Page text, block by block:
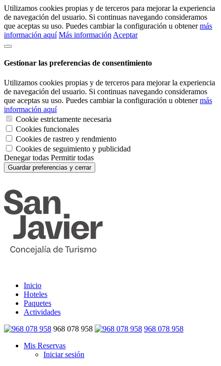
Utilizamos cookies propias y de terceros para mejorar la experiencia
de navegación del usuario. Si continuas navegando consideramos
que aceptas su uso. Puedes cambiar la configuración u obtenermás
información aquí Más información Aceptar
Gestionar las preferencias de consentimiento
Utilizamos cookies propias y de terceros para mejorar la experiencia
de navegación del usuario. Si continuas navegando consideramos
que aceptas su uso. Puedes cambiar la configuración u obtenermás
información aquí
Cookie estrictamente necesaria
Cookies funcionales
Cookies de rastreo y rendmiento
Cookies de seguimiento y publicidad
Denegar todas Permitir todas
Guardar preferencias y cerrar
Inicio
Hoteles
Paquetes
Actividades
968 078 958
968 078 958
Mis Reservas
Iniciar sesión